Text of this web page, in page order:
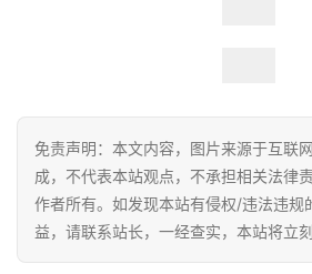
免责声明：本文内容，图片来源于互联
成，不代表本站观点，不承担相关法律
作者所有。如发现本站有侵权/违法违规
益，请联系站长，一经查实，本站将立刻